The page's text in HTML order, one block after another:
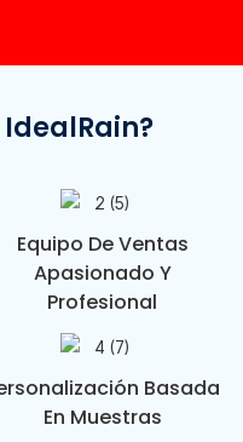
IdealRain?
Equipo De Ventas
Apasionado Y
Profesional
Basada
En Muestras